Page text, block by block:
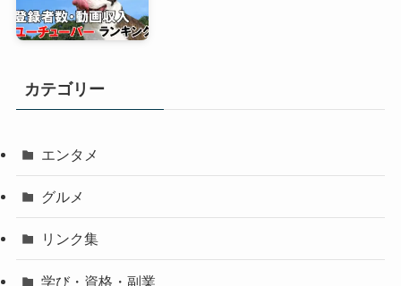
カテゴリー
エンタメ
グルメ
リンク集
学び・資格・副業